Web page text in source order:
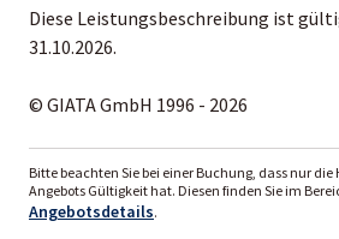
Diese Leistungsbeschreibung ist
31.10.2026.
© GIATA GmbH 1996 - 2026
Bitte beachten Sie bei einer Buchung, dass nur
Angebots Gültigkeit hat. Diesen finden Sie im
Angebotsdetails.